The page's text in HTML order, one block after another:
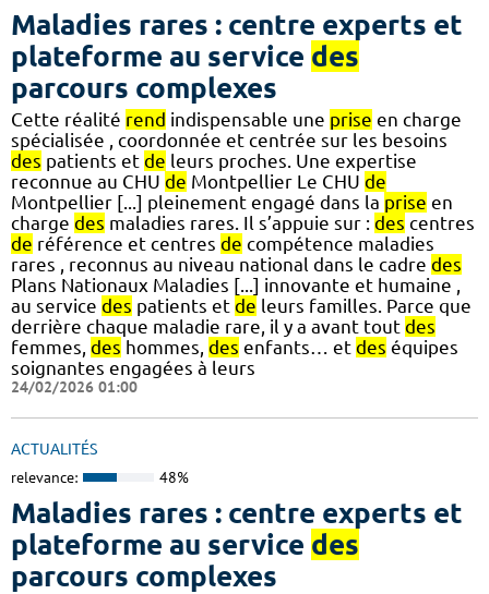
Maladies rares : centre experts et
plateforme au service des
parcours complexes
Cette réalité rend indispensable une prise en charge
spécialisée , coordonnée et centrée sur les besoins
des patients et de leurs proches. Une expertise
reconnue au CHU de Montpellier Le CHU de
Montpellier [...] pleinement engagé dans la prise en
charge des maladies rares. Il s’appuie sur : des centres
de référence et centres de compétence maladies
rares , reconnus au niveau national dans le cadre des
Plans Nationaux Maladies [...] innovante et humaine ,
au service des patients et de leurs familles. Parce que
derrière chaque maladie rare, il y a avant tout des
femmes, des hommes, des enfants… et des équipes
soignantes engagées à leurs
24/02/2026 01:00
ACTUALITÉS
relevance: 48%
Maladies rares : centre experts et
plateforme au service des
parcours complexes